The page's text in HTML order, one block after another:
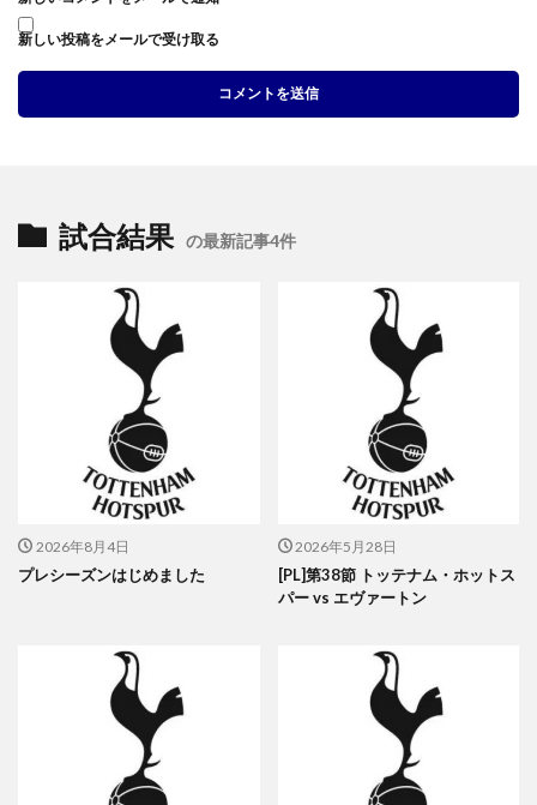
新しい投稿をメールで受け取る
試合結果 の最新記事4件
2026年8月4日
プレシーズンはじめました
2026年5月28日
[PL]第38節 トッテナム・ホットス
パー vs エヴァートン